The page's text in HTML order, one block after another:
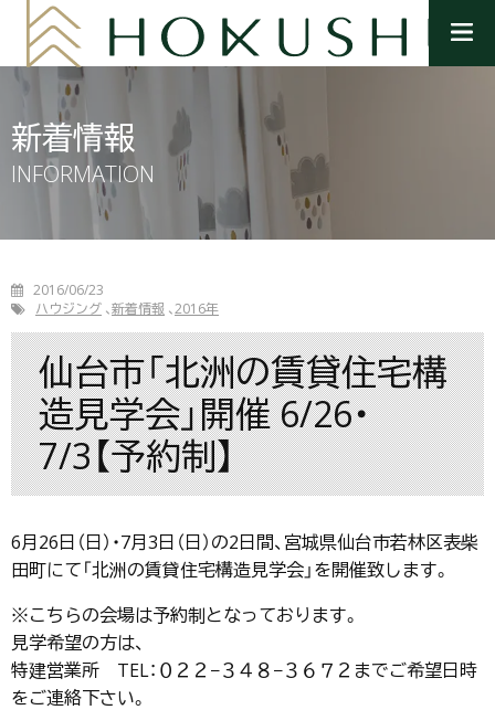
ニ
新着情報
INFORMATION
2016/06/23
ハウジング 新着情報 2016年
仙台市「北洲の賃貸住宅構
造見学会」開催 6/26・
7/3【予約制】
6月26日（日）・7月3日（日）の2日間、宮城県仙台市若林区表柴
田町にて「北洲の賃貸住宅構造見学会」を開催致します。
※こちらの会場は予約制となっております。
見学希望の方は、
特建営業所 TEL：０２２−３４８−３６７２までご希望日時
をご連絡下さい。